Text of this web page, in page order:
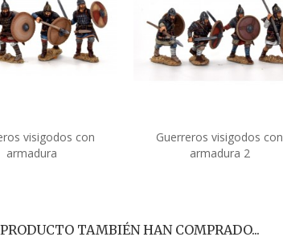
Añadir al carrito
visigodos con
armadura
Añadir al carrito
Guerreros visigodos con
armadura 2
TAMBIÉN HAN COMPRADO...